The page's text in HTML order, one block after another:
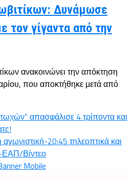
Δυνάμωσε
τον γίγαντα από την
ανακοινώνει την απόκτηση
που αποκτήθηκε μετά από
απασφάλισε 4 τρίποντα και
20:45 τηλεοπτικά και
ΕΑΠ/Βίντεο